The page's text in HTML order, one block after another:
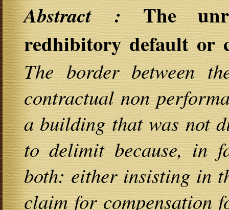
Abstract : The
redhibitory default or
The border between
contractual non
a building that was not
to delimit because, in
both: either insisting in
claim for compensation